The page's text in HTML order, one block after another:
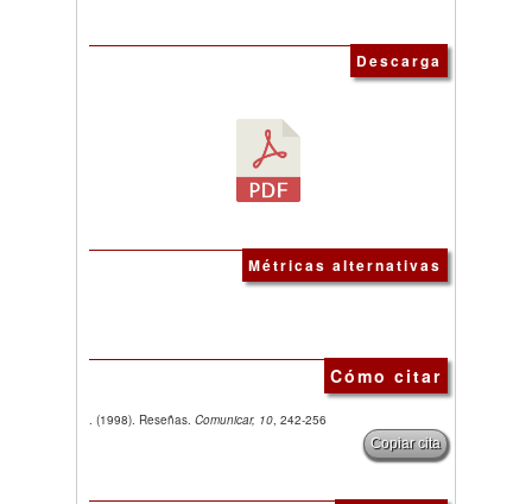
Descarga
Métricas alternativas
Cómo citar
. (1998). Reseñas. Comunicar, 10, 242-256
Copiar cita